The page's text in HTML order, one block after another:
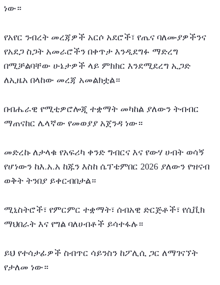
ነው።
የአየር ንብረት መረጃዎች አርሶ አደሮች፣ የጤና ባለሙያዎችንና
የአደጋ ስጋት አመራሮችን በቀጥታ እንዲደግፉ ማድረግ
በሚቻልባቸው ሁኔታዎች ላይ ምክክር እንደሚደረግ ኢጋድ
ለኢዜአ በላከው መረጃ አመልክቷል።
በብሔራዊ የሚቲዎሮሎጂ ተቋማት መካከል ያለውን ትብብር
ማጠናከር ሌላኛው የመወያያ አጀንዳ ነው።
መድረኩ ለታላቁ የአፍሪካ ቀንድ ግብርና እና የውሃ ሀብት ወሳኝ
የሆነውን ከእ.አ.አ ከጁን እስከ ሴፕቴምበር 2026 ያለውን የዝናብ
ወቅት ትንበያ ይቀርብበታል።
ሚኒስትሮች፣ የምርምር ተቋማት፣ ሰብአዊ ድርጅቶች፣ የሲቪክ
ማህበራት እና የግል ባለሀብቶች ይሳተፋሉ።
ይህ የተሳታፊዎች ስብጥር ሳይንስን ከፖሊሲ ጋር ለማገናኘት
የታለመ ነው።